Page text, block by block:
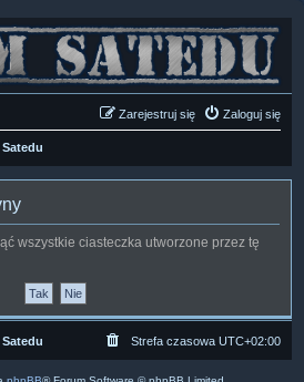
Zaloguj się
Zarejestruj się
wszystkie ciasteczka utworzone przez tę
Strefa czasowa UTC+02:00